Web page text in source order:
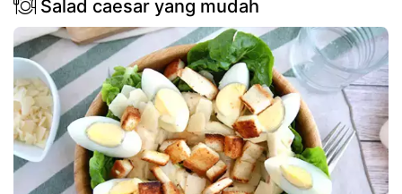
Salad caesar yang mudah